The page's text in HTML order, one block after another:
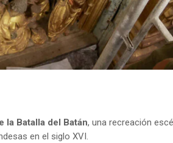
la Batalla del Batán, una recreación
en el siglo XVI.